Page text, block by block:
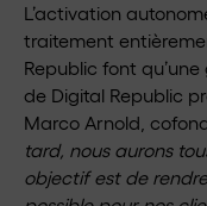
L’activation
traitement
Republic font
de Digital Republic
Marco Arnold,
tard, nous aurons
objectif est de